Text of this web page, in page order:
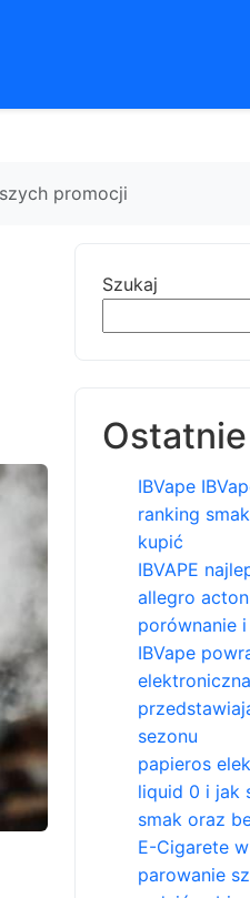
promocji
Szukaj
IBVape
ranking
kupić
IBVAPE
allegro
porównanie
IBVape
sezonu
papieros
liquid 0 i jak
smak oraz
E-Cigarete
parowanie